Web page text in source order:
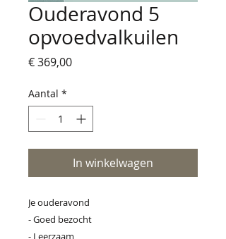
Ouderavond 5
opvoedvalkuilen
€ 369,00Prijs
Aantal *
In winkelwagen
Je ouderavond
- Goed bezocht
- Leerzaam